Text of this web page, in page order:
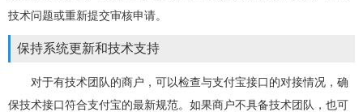
技术问题或重新提交审核申请。
保持系统更新和技术支持
对于有技术团队的商户，可以检查与支付宝接口的对接情况，确
保技术接口符合支付宝的最新规范。如果商户不具备技术团队，也可